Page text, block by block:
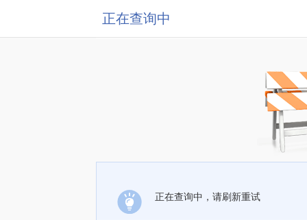
正在查询中
正在查询中，请刷新重试